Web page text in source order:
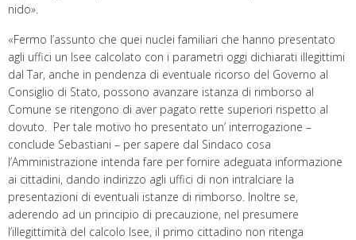
nido».
«Fermo l’assunto che quei nuclei familiari che hanno presentato
agli uffici un Isee calcolato con i parametri oggi dichiarati illegittimi
dal Tar, anche in pendenza di eventuale ricorso del Governo al
Consiglio di Stato, possono avanzare istanza di rimborso al
Comune se ritengono di aver pagato rette superiori rispetto al
dovuto. Per tale motivo ho presentato un’ interrogazione –
conclude Sebastiani – per sapere dal Sindaco cosa
l’Amministrazione intenda fare per fornire adeguata informazione
ai cittadini, dando indirizzo agli uffici di non intralciare la
presentazioni di eventuali istanze di rimborso. Inoltre se,
aderendo ad un principio di precauzione, nel presumere
l’illegittimità del calcolo Isee, il primo cittadino non ritenga